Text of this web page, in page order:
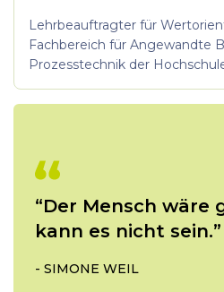
Lehrbeauftragter für
Fachbereich für Angewandte
Prozesstechnik der
“Der Mensch wäre
kann es nicht sein.”
- SIMONE WEIL